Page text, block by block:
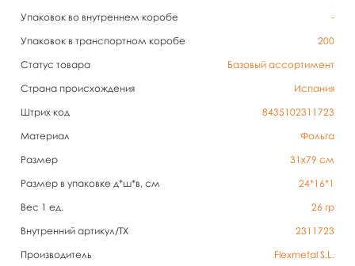
Упаковок во внутреннем коробе
-
Упаковок в транспортном коробе
200
Статус товара
Базовый ассортимент
Страна происхождения
Испания
Штрих код
8435102311723
Материал
Фольга
Размер
31х79 см
Размер в упаковке д*ш*в, см
24*16*1
Вес 1 ед.
26 гр
Внутренний артикул/TX
2311723
Производитель
Flexmetal S.L.